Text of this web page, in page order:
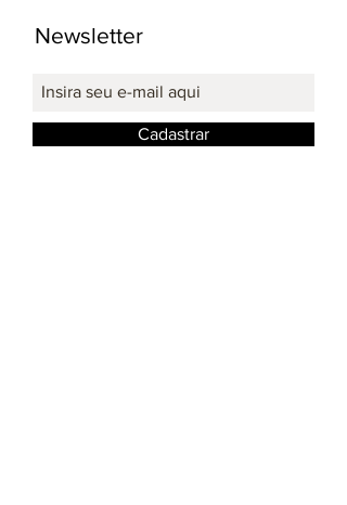
Newsletter
Cadastrar